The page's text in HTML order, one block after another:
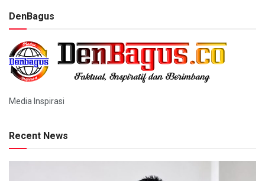
DenBagus
Media Inspirasi
Recent News